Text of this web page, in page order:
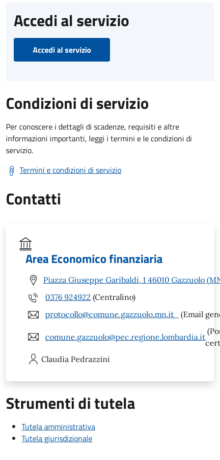
Accedi al servizio
Accedi al servizio
Condizioni di servizio
Per conoscere i dettagli di scadenze, requisiti e altre
informazioni importanti, leggi i termini e le condizioni di
servizio.
Termini e condizioni di servizio
Contatti
Area Economico finanziaria
Piazza Giuseppe Garibaldi, 1 46010 Gazzuolo
0376 924922 (Centralino)
protocollo@comune.gazzuolo.mn.it
(Email
comune.gazzuolo@pec.regione.lombardia.it
Claudia Pedrazzini
Strumenti di tutela
Tutela amministrativa
Tutela giurisdizionale